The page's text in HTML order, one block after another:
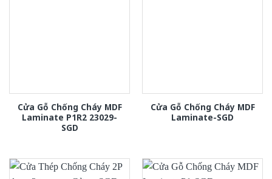
Cửa Gỗ Chống Cháy MDF
Laminate P1R2 23029-
SGD
Cửa Gỗ Chống Cháy MDF
Laminate-SGD